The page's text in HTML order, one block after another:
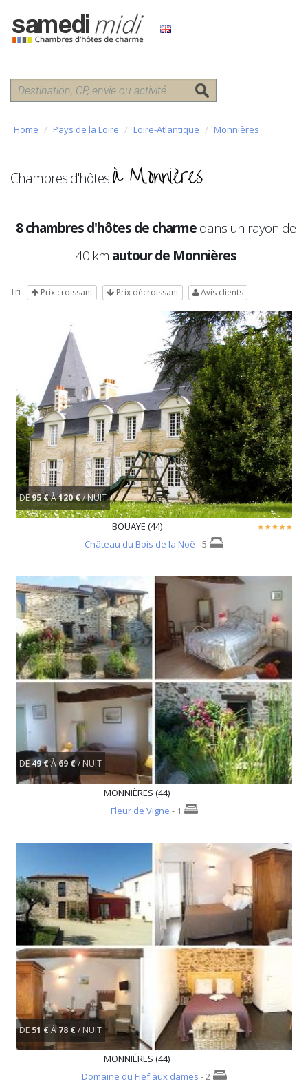
Home Pays de la Loire Loire-Atlantique Monnières
Chambres d'hôtesà Monnières
8 chambres d'hôtes de charmedans un rayon de
40 km autour de Monnières
Tri Prix croissant Prix décroissant Avis clients
DE95 €À120 €/ NUIT
BOUAYE (44)
Château du Bois de la Noë - 5
DE49 €À69 €/ NUIT
MONNIÈRES (44)
Fleur de Vigne - 1
DE 51 €À 78 €/ NUIT
MONNIÈRES (44)
Domaine du Fief aux dames - 2